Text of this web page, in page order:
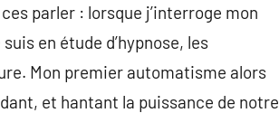
parler : lorsque j’interroge mon
en étude d’hypnose, les
Mon premier automatisme alors
et hantant la puissance de notre